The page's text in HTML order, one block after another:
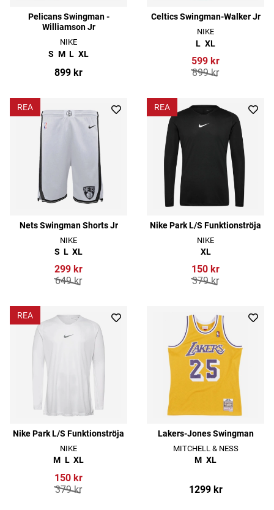
Pelicans Swingman -
Williamson Jr
NIKE
S M L XL
899 kr
Celtics Swingman-Walker Jr
NIKE
L XL
599 kr
899 kr
REA
Nets Swingman Shorts Jr
NIKE
S L XL
299 kr
649 kr
REA
Nike Park L/S Funktionströja
NIKE
XL
150 kr
379 kr
REA
Nike Park L/S Funktionströja
NIKE
M L XL
150 kr
379 kr
Lakers-Jones Swingman
MITCHELL & NESS
M XL
1299 kr